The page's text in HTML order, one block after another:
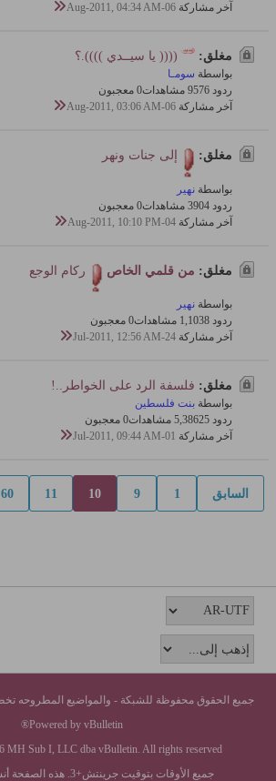
آخر مشاركة 06-Aug-2011, 04:34 AM
مغلق: (((( يا سيــدي )))).؟
بواسطة سومـا
ردود 6
957 مشاهدات
0 معجبون
آخر مشاركة 06-Aug-2011, 03:06 AM
مغلق: إلى جنات ونهر
بواسطة نهير
ردود 4
390 مشاهدات
0 معجبون
آخر مشاركة 04-Aug-2011, 10:10 PM
مغلق: من قلمي الخاص ركام الوجع
بواسطة نهير
ردود 8
1,103 مشاهدات
0 معجبون
آخر مشاركة 24-Jul-2011, 12:56 AM
مغلق: فلسفة الرد على الخواطر..!
بواسطة بنت فلسطين
ردود 25
5,386 مشاهدات
0 معجبون
آخر مشاركة 01-Jul-2011, 09:44 AM
السابق 1
9
10
11
60
جميع الحقوق محفوظة للشبكة - والمواضيع المطروحه
Powered by vBulletin®
MH Sub I, LLC dba vBulletin. All rights reserved.
جميع الأوقات بتوقيت جرينتش+3. هذه الصفحة أنشئت 03:58 PM.